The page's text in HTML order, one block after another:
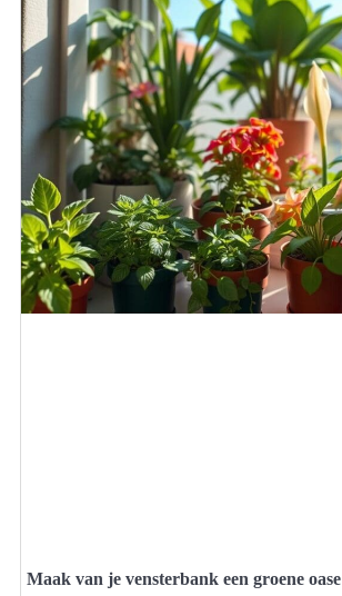
Maak van je vensterbank een groene oase